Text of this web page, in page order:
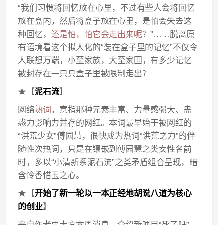
“我们习惯将回忆放在心里，不过有些人会将回忆
放在盒内，然后将盒子放在心里，是怕会失去这
种回忆，还是怕，怕它会走出来呢？”……脱离原
有语境看这个拟人化的“装在盒子里的记忆”不仅令
人联想万端，小至家族，大至家国，有多少记忆
被封存在一只只盒子里被限制走出？
★【泥石流】
网络熟词 ，意指那种元素丰富、力量感强大、蛊
惑力影响力并存的网红。本词最早始于被网红的
“洪荒少女”傅园慧，很快成为热词“洪荒之力”的伴
随性次热词，只是在镶嵌到傅园慧之类女性名前
时，多以“小清新系泥石流”之类矛盾组合呈现，暗
含怜香惜玉之心。
★【开始了新一轮以一本正经地胡说八道为核心
的创业】